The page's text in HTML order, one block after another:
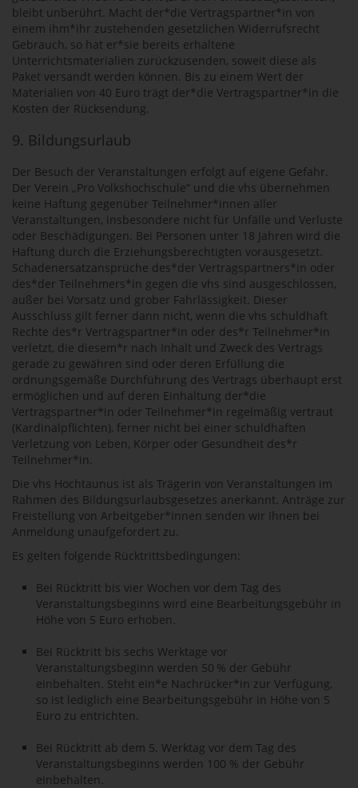
bleibt unberührt. Macht der*die Vertragspartner*in von
einem ihm*ihr zustehenden gesetzlichen Widerrufsrecht
Gebrauch, so hat er*sie bereits erhaltene
Unterrichtsmaterialien zurückzusenden, soweit diese als
Paket versandt werden können. Bis zu einem Wert der
Materialien von 40 Euro trägt der*die Vertragspartner*in die
Kosten der Rücksendung.
9. Bildungsurlaub
Der Besuch der Veranstaltungen erfolgt auf eigene Gefahr.
Der Verein „Pro Volkshochschule“ und die vhs übernehmen
keine Haftung gegenüber Teilnehmer*innen aller
Veranstaltungen, insbesondere nicht für Unfälle und Verluste
oder Beschädigungen. Bei Personen unter 18 Jahren wird die
Haftung durch die Erziehungsberechtigten vorausgesetzt.
Schadenersatzansprüche des*der Vertragspartners*in oder
des*der Teilnehmers*in gegen die vhs sind ausgeschlossen,
außer bei Vorsatz und grober Fahrlässigkeit. Dieser
Ausschluss gilt ferner dann nicht, wenn die vhs schuldhaft
Rechte des*r Vertragspartner*in oder des*r Teilnehmer*in
verletzt, die diesem*r nach Inhalt und Zweck des Vertrags
gerade zu gewähren sind oder deren Erfüllung die
ordnungsgemäße Durchführung des Vertrags überhaupt erst
ermöglichen und auf deren Einhaltung der*die
Vertragspartner*in oder Teilnehmer*in regelmäßig vertraut
(Kardinalpflichten), ferner nicht bei einer schuldhaften
Verletzung von Leben, Körper oder Gesundheit des*r
Teilnehmer*in.
Die vhs Hochtaunus ist als Trägerin von Veranstaltungen im
Rahmen des Bildungsurlaubsgesetzes anerkannt. Anträge zur
Freistellung von Arbeitgeber*innen senden wir Ihnen bei
Anmeldung unaufgefordert zu.
Es gelten folgende Rücktrittsbedingungen:
Bei Rücktritt bis vier Wochen vor dem Tag des
Veranstaltungsbeginns wird eine Bearbeitungsgebühr in
Höhe von 5 Euro erhoben.
Bei Rücktritt bis sechs Werktage vor
Veranstaltungsbeginn werden 50 % der Gebühr
einbehalten. Steht ein*e Nachrücker*in zur Verfügung,
so ist lediglich eine Bearbeitungsgebühr in Höhe von 5
Euro zu entrichten.
Bei Rücktritt ab dem 5. Werktag vor dem Tag des
Veranstaltungsbeginns werden 100 % der Gebühr
einbehalten.